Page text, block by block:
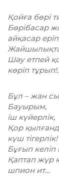
Қойға бөрі
Бөрібасар
айқасар
Шәу етпей
көріп
Бұл – жан
Бауырым,
іш күйерлік,
Қор
күш тігерлік!
Бұғып
Қаптап жүр
шпион ит…